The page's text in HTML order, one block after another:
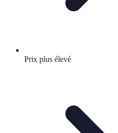
Prix plus élevé